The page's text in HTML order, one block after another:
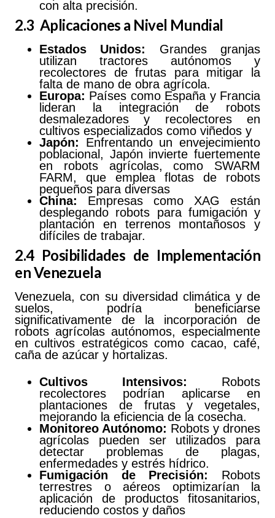
con alta precisión.
2.3 Aplicaciones a Nivel Mundial
Estados Unidos: Grandes granjas
utilizan tractores autónomos y
recolectores de frutas para mitigar la
falta de mano de obra agrícola.
Europa: Países como España y Francia
lideran la integración de robots
desmalezadores y recolectores en
cultivos especializados como viñedos y
Japón: Enfrentando un envejecimiento
poblacional, Japón invierte fuertemente
en robots agrícolas, como SWARM
FARM, que emplea flotas de robots
pequeños para diversas
China: Empresas como XAG están
desplegando robots para fumigación y
plantación en terrenos montañosos y
difíciles de trabajar.
2.4 Posibilidades de Implementación
en Venezuela
Venezuela, con su diversidad climática y de
suelos, podría beneficiarse
significativamente de la incorporación de
robots agrícolas autónomos, especialmente
en cultivos estratégicos como cacao, café,
caña de azúcar y hortalizas.
Cultivos Intensivos: Robots
recolectores podrían aplicarse en
plantaciones de frutas y vegetales,
mejorando la eficiencia de la cosecha.
Monitoreo Autónomo: Robots y drones
agrícolas pueden ser utilizados para
detectar problemas de plagas,
enfermedades y estrés hídrico.
Fumigación de Precisión: Robots
terrestres o aéreos optimizarían la
aplicación de productos fitosanitarios,
reduciendo costos y daños